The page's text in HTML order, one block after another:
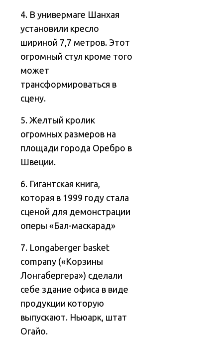
4. В универмаге Шанхая
установили кресло
шириной 7,7 метров. Этот
огромный стул кроме того
может
трансформироваться в
сцену.
5. Желтый кролик
огромных размеров на
площади города Оребро в
Швеции.
6. Гигантская книга,
которая в 1999 году стала
сценой для демонстрации
оперы «Бал-маскарад»
7. Longaberger basket
company («Корзины
Лонгабергера») сделали
себе здание офиса в виде
продукции которую
выпускают. Ньюарк, штат
Огайо.